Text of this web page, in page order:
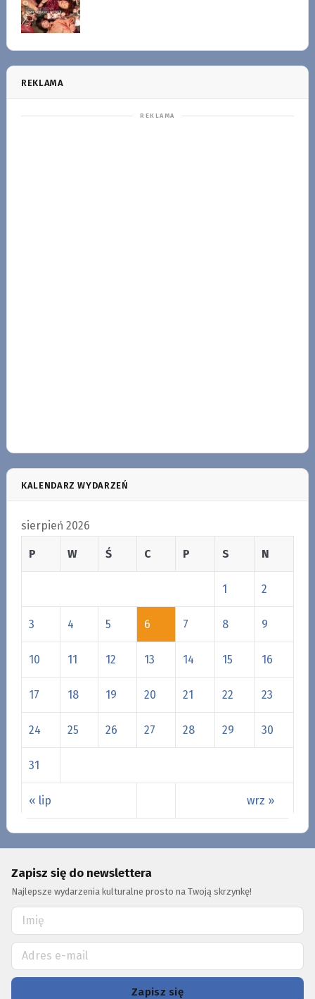
REKLAMA
KALENDARZ WYDARZEŃ
sierpień 2026
P W Ś C P S N
« lip wrz »
1 2
3 4 5 6 7 8 9
10 11 12 13 14 15 16
17 18 19 20 21 22 23
24 25 26 27 28 29 30
31
Zapisz się do newslettera
Najlepsze wydarzenia kulturalne prosto na Twoją skrzynkę!
Zapisz się